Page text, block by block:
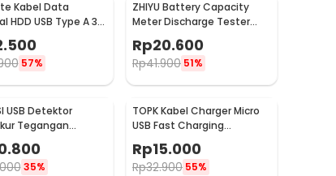
Kabel Data
HDD USB Type A 3.0
(ORIGINAL)
57%
ZHIYU Battery Capacity
Meter Discharge Tester
1.5v-12v for 18650 - HW-586
Rp20.600
Rp41.900 51%
USB Detektor
Tegangan
dan Baterai Tester
35%
TOPK Kabel Charger Micro
USB Fast Charging
1M - CS1711
Rp15.000
Rp32.900 55%